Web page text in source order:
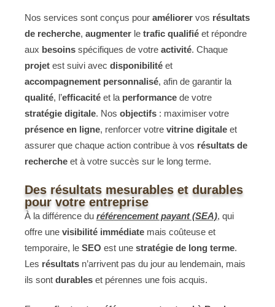
Nos services sont conçus pour améliorer vos résultats
de recherche, augmenter le trafic qualifié et répondre
aux besoins spécifiques de votre activité. Chaque
projet est suivi avec disponibilité et
accompagnement personnalisé, afin de garantir la
qualité, l’efficacité et la performance de votre
stratégie digitale. Nos objectifs : maximiser votre
présence en ligne, renforcer votre vitrine digitale et
assurer que chaque action contribue à vos résultats de
recherche et à votre succès sur le long terme.
Des résultats mesurables et durables
pour votre entreprise
À la différence du référencement payant (SEA), qui
offre une visibilité immédiate mais coûteuse et
temporaire, le SEO est une stratégie de long terme.
Les résultats n’arrivent pas du jour au lendemain, mais
ils sont durables et pérennes une fois acquis.